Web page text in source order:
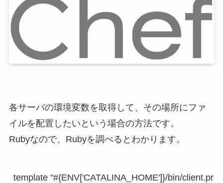
各サーバの環境変数を取得して、その場所にファ
イルを配置したいという場合の方法です。
Rubyなので、Rubyを調べるとわかります。
template "#{ENV['CATALINA_HOME']}/bin/